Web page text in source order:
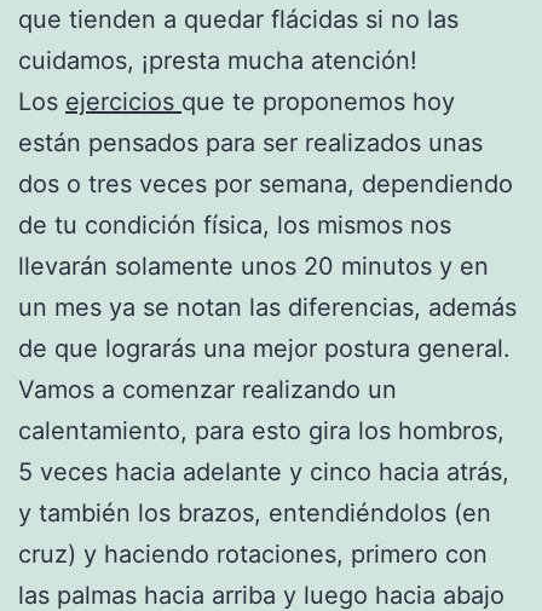
que tienden a quedar flácidas si no las
cuidamos, ¡presta mucha atención!
Los ejercicios que te proponemos hoy
están pensados para ser realizados unas
dos o tres veces por semana, dependiendo
de tu condición física, los mismos nos
llevarán solamente unos 20 minutos y en
un mes ya se notan las diferencias, además
de que lograrás una mejor postura general.
Vamos a comenzar realizando un
calentamiento, para esto gira los hombros,
5 veces hacia adelante y cinco hacia atrás,
y también los brazos, entendiéndolos (en
cruz) y haciendo rotaciones, primero con
las palmas hacia arriba y luego hacia abajo